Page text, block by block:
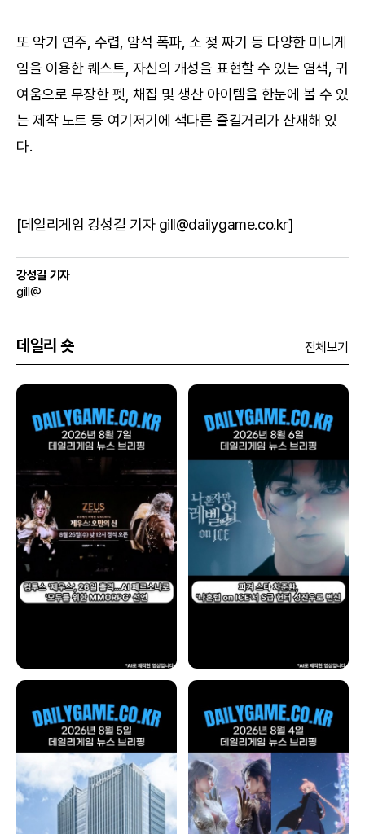
또 악기 연주, 수렵, 암석 폭파, 소 젖 짜기 등 다양한 미니게
임을 이용한 퀘스트, 자신의 개성을 표현할 수 있는 염색, 귀
여움으로 무장한 펫, 채집 및 생산 아이템을 한눈에 볼 수 있
는 제작 노트 등 여기저기에 색다른 즐길거리가 산재해 있
다.
[데일리게임 강성길 기자 gill@dailygame.co.kr]
강성길 기자
gill@
데일리 숏 전체보기